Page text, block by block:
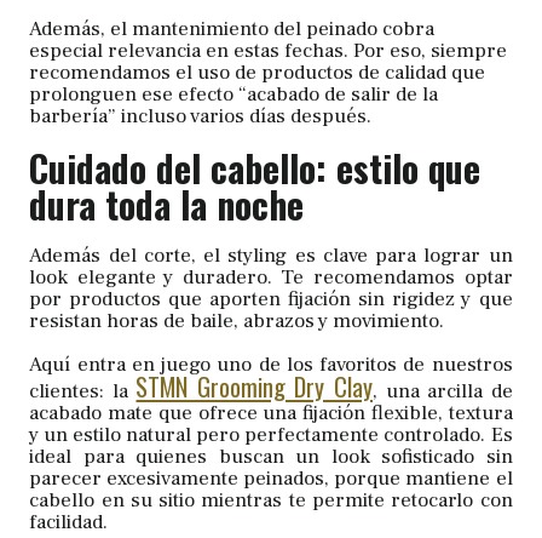
Además, el mantenimiento del peinado cobra
especial relevancia en estas fechas. Por eso, siempre
recomendamos el uso de productos de calidad que
prolonguen ese efecto “acabado de salir de la
barbería” incluso varios días después.
Cuidado del cabello: estilo que
dura toda la noche
Además del corte, el styling es clave para lograr un
look elegante y duradero. Te recomendamos optar
por productos que aporten fijación sin rigidez y que
resistan horas de baile, abrazos y movimiento.
Aquí entra en juego uno de los favoritos de nuestros
clientes: la STMN Grooming Dry Clay, una arcilla de
acabado mate que ofrece una fijación flexible, textura
y un estilo natural pero perfectamente controlado. Es
ideal para quienes buscan un look sofisticado sin
parecer excesivamente peinados, porque mantiene el
cabello en su sitio mientras te permite retocarlo con
facilidad.